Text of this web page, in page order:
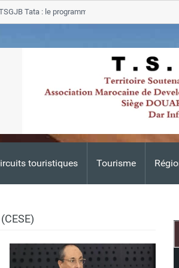
touristiques Tourisme
Tata : le programme de rehabilitation post-
sinistrees